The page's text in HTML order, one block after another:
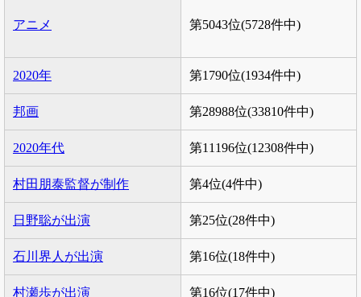
アニメ 第5043位(5728件中)
2020年 第1790位(1934件中)
邦画 第28988位(33810件中)
2020年代 第11196位(12308件中)
村田朋泰監督が制作 第4位(4件中)
日野聡が出演 第25位(28件中)
石川界人が出演 第16位(18件中)
村瀬歩が出演 第16位(17件中)